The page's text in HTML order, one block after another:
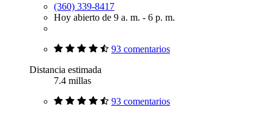
(360) 339-8417
Hoy abierto de 9 a. m. - 6 p. m.
93 comentarios
Distancia estimada
7.4 millas
93 comentarios